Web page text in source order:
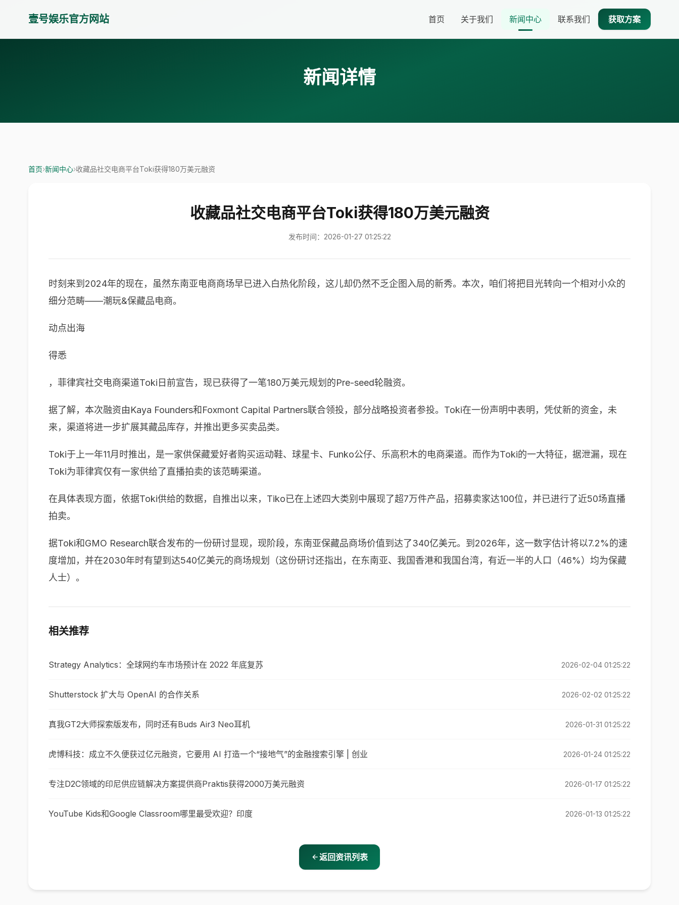
壹号娱乐官方网站 首页 关于我们 新闻中心 联系我们 获取方案
新闻详情
首页›新闻中心›收藏品社交电商平台Toki获得180万美元融资
收藏品社交电商平台Toki获得180万美元融资
发布时间：2026-01-27 01:25:22
时刻来到2024年的现在，虽然东南亚电商商场早已进入白热化阶段，这儿却仍然不乏企图入局的新秀。本次，咱们将把目光转向一个相对小众的
细分范畴——潮玩&保藏品电商。
动点出海
得悉
，菲律宾社交电商渠道Toki日前宣告，现已获得了一笔180万美元规划的Pre-seed轮融资。
据了解，本次融资由Kaya Founders和Foxmont Capital Partners联合领投，部分战略投资者参投。Toki在一份声明中表明，凭仗新的资金，未
来，渠道将进一步扩展其藏品库存，并推出更多买卖品类。
Toki于上一年11月时推出，是一家供保藏爱好者购买运动鞋、球星卡、Funko公仔、乐高积木的电商渠道。而作为Toki的一大特征，据泄漏，现在
Toki为菲律宾仅有一家供给了直播拍卖的该范畴渠道。
在具体表现方面，依据Toki供给的数据，自推出以来，Tiko已在上述四大类别中展现了超7万件产品，招募卖家达100位，并已进行了近50场直播
拍卖。
据Toki和GMO Research联合发布的一份研讨显现，现阶段，东南亚保藏品商场价值到达了340亿美元。到 2026年，这一数字估计将以7.2%的速
度增加，并在2030年时有望到达540亿美元的商场规划（这份研讨还指出，在东南亚、我国香港和我国台湾，有近一半的人口（46%）均为保藏
人士）。
相关推荐
Strategy Analytics：全球网约车市场预计在 2022 年底复苏 2026-02-04 01:25:22
Shutterstock 扩大与 OpenAI 的合作关系 2026-02-02 01:25:22
真我GT2大师探索版发布，同时还有Buds Air3 Neo耳机 2026-01-31 01:25:22
虎博科技：成立不久便获过亿元融资，它要用 AI 打造一个“接地气”的金融搜索引擎 | 创业 2026-01-24 01:25:22
专注D2C领域的印尼供应链解决方案提供商Praktis获得2000万美元融资 2026-01-17 01:25:22
YouTube Kids和Google Classroom哪里最受欢迎？印度 2026-01-13 01:25:22
返回资讯列表